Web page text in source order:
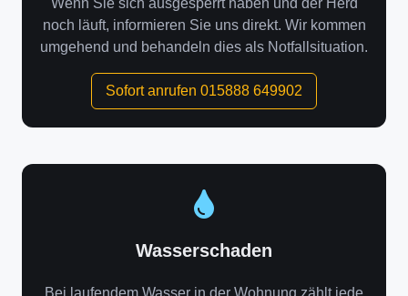
Wenn Sie sich ausgesperrt haben und der Herd
noch läuft, informieren Sie uns direkt. Wir kommen
umgehend und behandeln dies als Notfallsituation.
Sofort anrufen 015888 649902
Wasserschaden
Bei laufendem Wasser in der Wohnung zählt jede